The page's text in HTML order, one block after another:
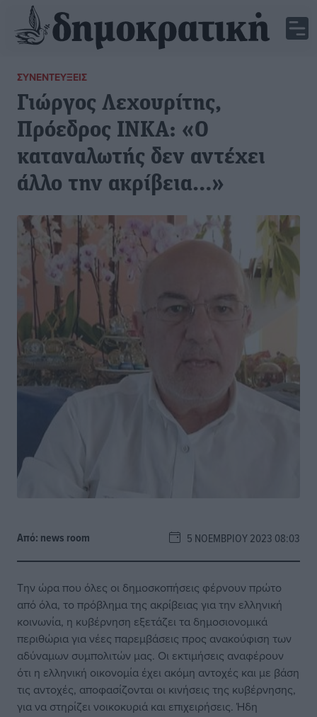
ΣΥΝΕΝΤΕΎΞΕΙΣ
Γιώργος Λεχουρίτης,
Πρόεδρος ΙΝΚΑ: «Ο
καταναλωτής δεν αντέχει
άλλο την ακρίβεια…»
Από: news room 5 ΝΟΕΜΒΡΊΟΥ 2023 08:03
Την ώρα που όλες οι δημοσκοπήσεις φέρνουν πρώτο
από όλα, το πρόβλημα της ακρίβειας για την ελληνική
κοινωνία, η κυβέρνηση εξετάζει τα δημοσιονομικά
περιθώρια για νέες παρεμβάσεις προς ανακούφιση των
αδύναμων συμπολιτών μας. Οι εκτιμήσεις αναφέρουν
ότι η ελληνική οικονομία έχει ακόμη αντοχές και με βάση
τις αντοχές, αποφασίζονται οι κινήσεις της κυβέρνησης,
για να στηρίζει νοικοκυριά και επιχειρήσεις. Ήδη